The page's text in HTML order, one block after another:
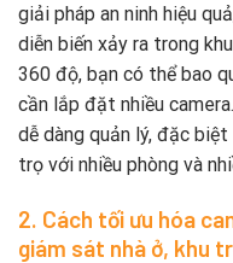
giải pháp an ninh hiệu
diễn biến xảy ra trong
360 độ, bạn có thể bao
cần lắp đặt nhiều
dễ dàng quản lý, đặc
trọ với nhiều phòng và
2. Cách tối ưu hóa
giám sát nhà ở, khu